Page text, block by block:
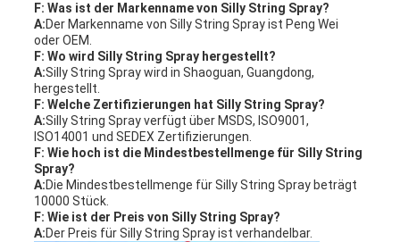
F: Was ist der Markenname von Silly String Spray?
A:Der Markenname von Silly String Spray ist Peng Wei
oder OEM.
F: Wo wird Silly String Spray hergestellt?
A:Silly String Spray wird in Shaoguan, Guangdong,
hergestellt.
F: Welche Zertifizierungen hat Silly String Spray?
A:Silly String Spray verfügt über MSDS, ISO9001,
ISO14001 und SEDEX Zertifizierungen.
F: Wie hoch ist die Mindestbestellmenge für Silly String
Spray?
A:Die Mindestbestellmenge für Silly String Spray beträgt
10000 Stück.
F: Wie ist der Preis von Silly String Spray?
A:Der Preis für Silly String Spray ist verhandelbar.